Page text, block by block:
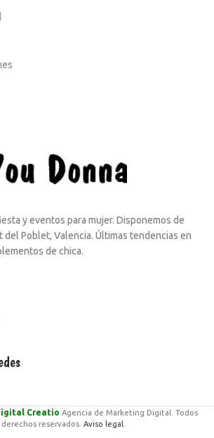
y eventos para mujer. Disponemos de
del Poblet, Valencia. Últimas tendencias en
de chica.
Creatio Agencia de Marketing Digital. Todos
derechos reservados. Aviso legal.